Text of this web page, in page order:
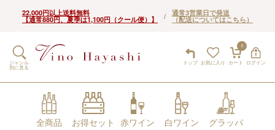
22,000円以上送料無料
【通常880円、夏季は1,100円（クール便）】 / 通常3営業日で発送
（配送についてはこちら）
トップ お気に入り
0
カート ログイン
ジャンル
別に見る
全商品 お得セット 赤ワイン 白ワイン グラッパ